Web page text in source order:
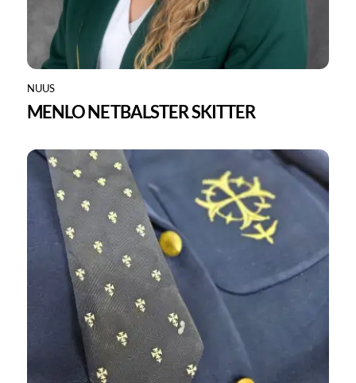
NUUS
MENLO NETBALSTER SKITTER